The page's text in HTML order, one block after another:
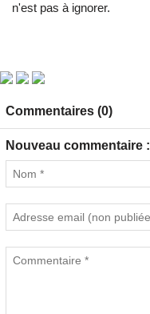
n'est pas à ignorer.
Commentaires (0)
Nouveau commentaire :